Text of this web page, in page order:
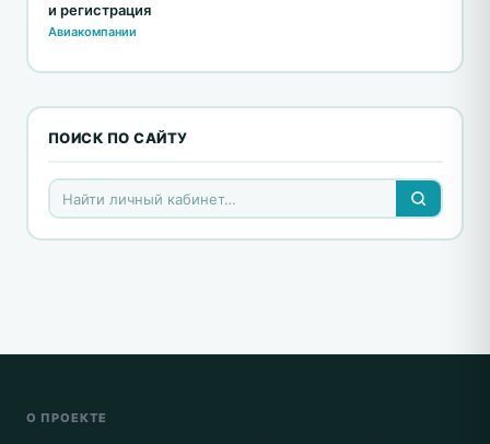
и регистрация
Авиакомпании
ПОИСК ПО САЙТУ
О ПРОЕКТЕ